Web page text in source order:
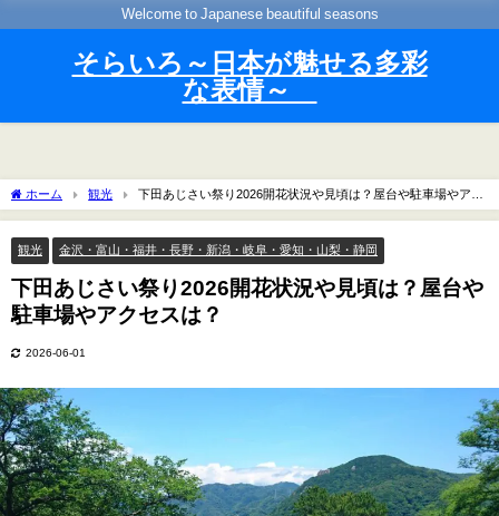
Welcome to Japanese beautiful seasons
そらいろ～日本が魅せる多彩
な表情～
ホーム 観光
下田あじさい祭り2026開花状況や見頃は？屋台や駐車場やアク
セスは？
観光 金沢・富山・福井・長野・新潟・岐阜・愛知・山梨・静岡
下田あじさい祭り2026開花状況や見頃は？屋台や
駐車場やアクセスは？
2026-06-01